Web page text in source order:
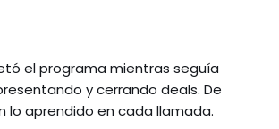
el programa mientras seguía
y cerrando deals. De
lo aprendido en cada llamada.